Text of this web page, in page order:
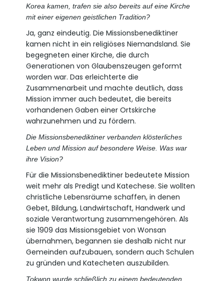
Korea kamen, trafen sie also bereits auf eine Kirche
mit einer eigenen geistlichen Tradition?
Ja, ganz eindeutig. Die Missionsbenediktiner
kamen nicht in ein religiöses Niemandsland. Sie
begegneten einer Kirche, die durch
Generationen von Glaubenszeugen geformt
worden war. Das erleichterte die
Zusammenarbeit und machte deutlich, dass
Mission immer auch bedeutet, die bereits
vorhandenen Gaben einer Ortskirche
wahrzunehmen und zu fördern.
Die Missionsbenediktiner verbanden klösterliches
Leben und Mission auf besondere Weise. Was war
ihre Vision?
Für die Missionsbenediktiner bedeutete Mission
weit mehr als Predigt und Katechese. Sie wollten
christliche Lebensräume schaffen, in denen
Gebet, Bildung, Landwirtschaft, Handwerk und
soziale Verantwortung zusammengehören. Als
sie 1909 das Missionsgebiet von Wonsan
übernahmen, begannen sie deshalb nicht nur
Gemeinden aufzubauen, sondern auch Schulen
zu gründen und Katecheten auszubilden.
Tokwon wurde schließlich zu einem bedeutenden